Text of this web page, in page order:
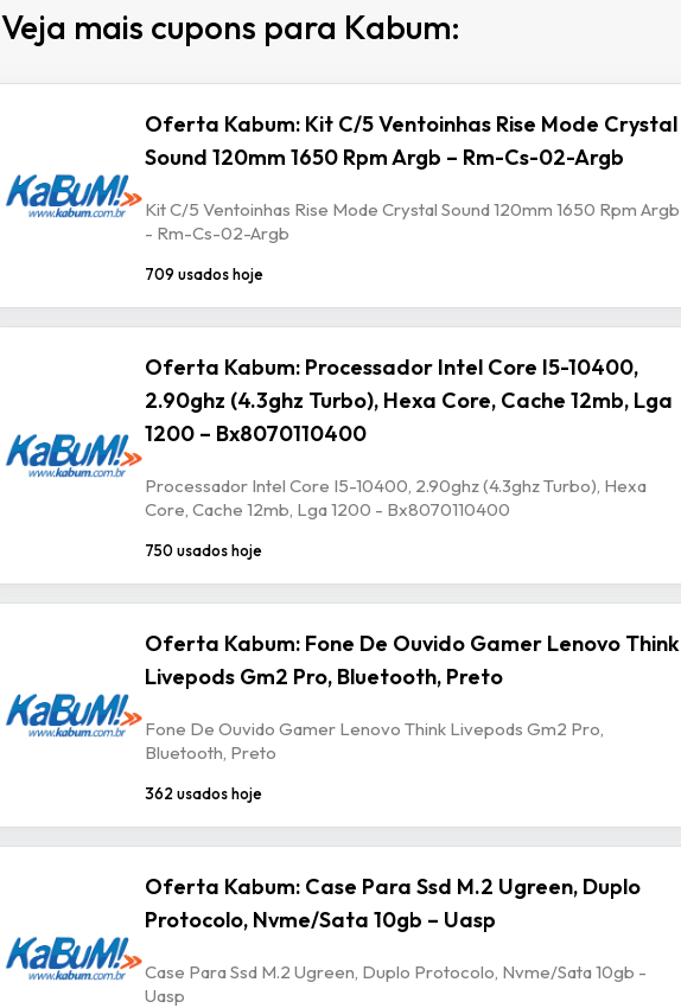
Veja mais cupons para Kabum:
Oferta Kabum: Kit C/5 Ventoinhas Rise Mode Crystal
Sound 120mm 1650 Rpm Argb – Rm-Cs-02-Argb
Kit C/5 Ventoinhas Rise Mode Crystal Sound 120mm 1650 Rpm Argb
- Rm-Cs-02-Argb
709 usados hoje
Oferta Kabum: Processador Intel Core I5-10400,
2.90ghz (4.3ghz Turbo), Hexa Core, Cache 12mb, Lga
1200 – Bx8070110400
Processador Intel Core I5-10400, 2.90ghz (4.3ghz Turbo), Hexa
Core, Cache 12mb, Lga 1200 - Bx8070110400
750 usados hoje
Oferta Kabum: Fone De Ouvido Gamer Lenovo Think
Livepods Gm2 Pro, Bluetooth, Preto
Fone De Ouvido Gamer Lenovo Think Livepods Gm2 Pro,
Bluetooth, Preto
362 usados hoje
Oferta Kabum: Case Para Ssd M.2 Ugreen, Duplo
Protocolo, Nvme/Sata 10gb – Uasp
Case Para Ssd M.2 Ugreen, Duplo Protocolo, Nvme/Sata 10gb -
Uasp